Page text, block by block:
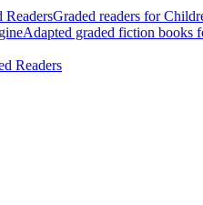
Graded readers for
Adapted graded fiction books
Readers